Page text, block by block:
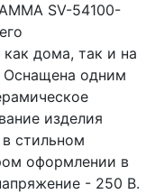
SV-54100-
дома, так и на
Оснащена одним
изделия
стильном
оформлении в
- 250 В.